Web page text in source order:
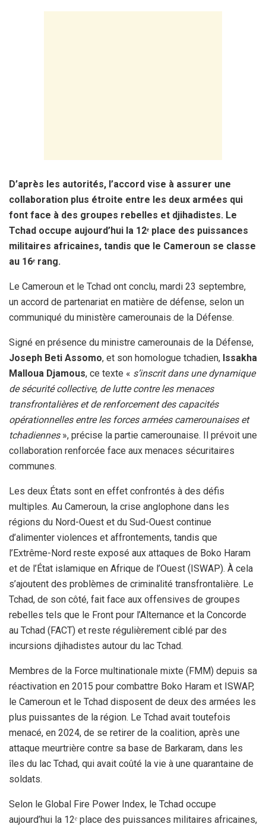
D’après les autorités, l’accord vise à assurer une
collaboration plus étroite entre les deux armées qui
font face à des groupes rebelles et djihadistes. Le
Tchad occupe aujourd’hui la 12ᵉ place des puissances
militaires africaines, tandis que le Cameroun se classe
au 16ᵉ rang.
Le Cameroun et le Tchad ont conclu, mardi 23 septembre,
un accord de partenariat en matière de défense, selon un
communiqué du ministère camerounais de la Défense.
Signé en présence du ministre camerounais de la Défense,
Joseph Beti Assomo, et son homologue tchadien, Issakha
Malloua Djamous, ce texte « s’inscrit dans une dynamique
de sécurité collective, de lutte contre les menaces
transfrontalières et de renforcement des capacités
opérationnelles entre les forces armées camerounaises et
tchadiennes », précise la partie camerounaise. Il prévoit une
collaboration renforcée face aux menaces sécuritaires
communes.
Les deux États sont en effet confrontés à des défis
multiples. Au Cameroun, la crise anglophone dans les
régions du Nord-Ouest et du Sud-Ouest continue
d’alimenter violences et affrontements, tandis que
l’Extrême-Nord reste exposé aux attaques de Boko Haram
et de l’État islamique en Afrique de l’Ouest (ISWAP). À cela
s’ajoutent des problèmes de criminalité transfrontalière. Le
Tchad, de son côté, fait face aux offensives de groupes
rebelles tels que le Front pour l’Alternance et la Concorde
au Tchad (FACT) et reste régulièrement ciblé par des
incursions djihadistes autour du lac Tchad.
Membres de la Force multinationale mixte (FMM) depuis sa
réactivation en 2015 pour combattre Boko Haram et ISWAP,
le Cameroun et le Tchad disposent de deux des armées les
plus puissantes de la région. Le Tchad avait toutefois
menacé, en 2024, de se retirer de la coalition, après une
attaque meurtrière contre sa base de Barkaram, dans les
îles du lac Tchad, qui avait coûté la vie à une quarantaine de
soldats.
Selon le Global Fire Power Index, le Tchad occupe
aujourd’hui la 12ᵉ place des puissances militaires africaines,